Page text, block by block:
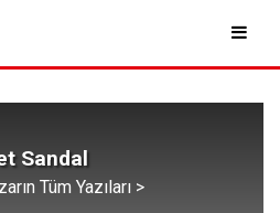
Sandal
Tüm Yazıları >